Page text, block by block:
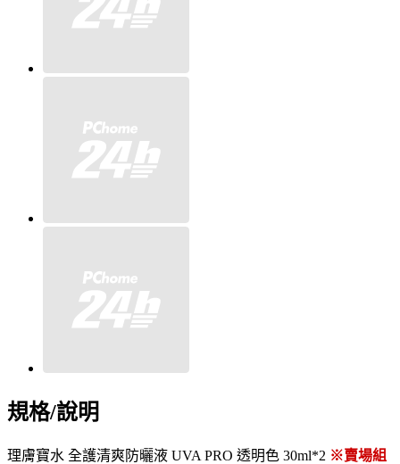
規格/說明
理膚寶水 全護清爽防曬液 UVA PRO 透明色 30ml*2 ※賣場組